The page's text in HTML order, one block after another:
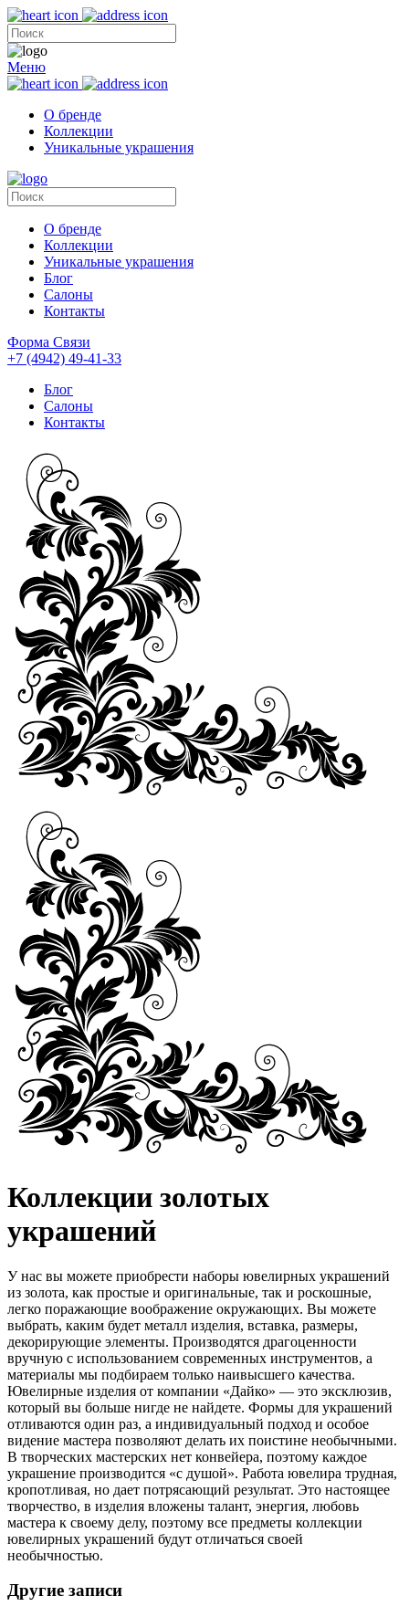
Меню
О бренде
Коллекции
Уникальные украшения
О бренде
Коллекции
Уникальные украшения
Блог
Салоны
Контакты
Форма Связи
+7 (4942) 49-41-33
Блог
Салоны
Контакты
Коллекции золотых
украшений
У нас вы можете приобрести наборы ювелирных украшений
из золота, как простые и оригинальные, так и роскошные,
легко поражающие воображение окружающих. Вы можете
выбрать, каким будет металл изделия, вставка, размеры,
декорирующие элементы. Производятся драгоценности
вручную с использованием современных инструментов, а
материалы мы подбираем только наивысшего качества.
Ювелирные изделия от компании «Дайко» — это эксклюзив,
который вы больше нигде не найдете. Формы для украшений
отливаются один раз, а индивидуальный подход и особое
видение мастера позволяют делать их поистине необычными.
В творческих мастерских нет конвейера, поэтому каждое
украшение производится «с душой». Работа ювелира трудная,
кропотливая, но дает потрясающий результат. Это настоящее
творчество, в изделия вложены талант, энергия, любовь
мастера к своему делу, поэтому все предметы коллекции
ювелирных украшений будут отличаться своей
необычностью.
Другие записи